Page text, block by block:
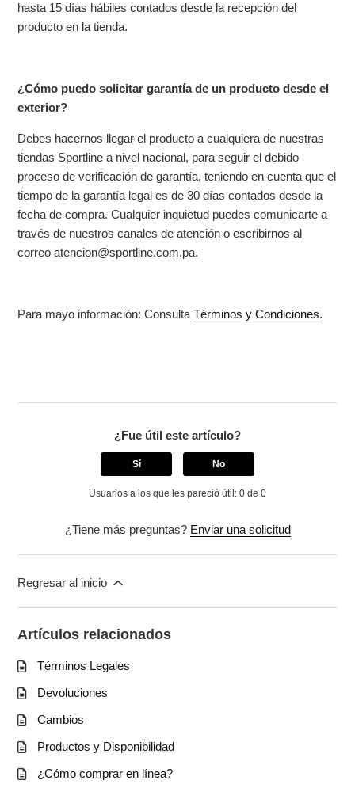
hasta 15 días hábiles contados desde la recepción del
producto en la tienda.
¿Cómo puedo solicitar garantía de un producto desde el
exterior?
Debes hacernos llegar el producto a cualquiera de nuestras
tiendas Sportline a nivel nacional, para seguir el debido
proceso de verificación de garantía, teniendo en cuenta que el
tiempo de la garantía legal es de 30 días contados desde la
fecha de compra. Cualquier inquietud puedes comunicarte a
través de nuestros canales de atención o escribirnos al
correo atencion@sportline.com.pa.
Para mayo información: ConsultaTérminos y Condiciones.
¿Fue útil este artículo?
Sí No
Usuarios a los que les pareció útil: 0 de 0
¿Tiene más preguntas? Enviar una solicitud
Regresar al inicio
Artículos relacionados
Términos Legales
Devoluciones
Cambios
Productos y Disponibilidad
¿Cómo comprar en línea?